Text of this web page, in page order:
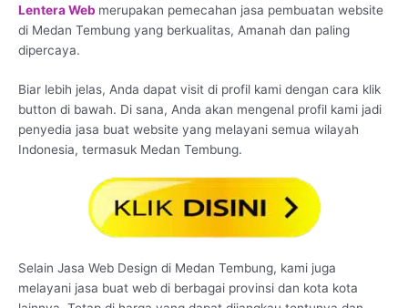
Lentera Web merupakan pemecahan jasa pembuatan website
di Medan Tembung yang berkualitas, Amanah dan paling
dipercaya.
Biar lebih jelas, Anda dapat visit di profil kami dengan cara klik
button di bawah. Di sana, Anda akan mengenal profil kami jadi
penyedia jasa buat website yang melayani semua wilayah
Indonesia, termasuk Medan Tembung.
Selain Jasa Web Design di Medan Tembung, kami juga
melayani jasa buat web di berbagai provinsi dan kota kota